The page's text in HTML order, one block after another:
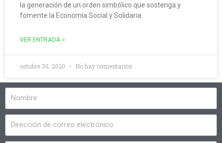
la generación de un orden simbólico que sostenga y
fomente la Economía Social y Solidaria.
VER ENTRADA »
octubre 30, 2020 No hay comentarios